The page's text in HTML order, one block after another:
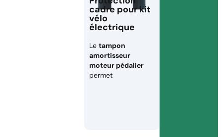
cadre pour kit
vélo
électrique
Le tampon
amortisseur
moteur pédalier
permet